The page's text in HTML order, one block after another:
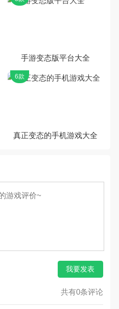
手游变态版平台大全
真正变态的手机游戏大全
6款
我要发表
共有0条评论